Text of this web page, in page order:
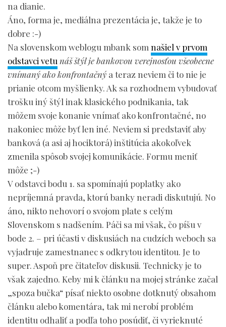
na dianie.
Áno, forma je, mediálna prezentácia je, takže je to
dobre :-)
Na slovenskom weblogu mbank som našiel v prvom
odstavci vetu náš štýl je bankovou verejnosťou všeobecne
vnímaný ako konfrontačný a teraz neviem či to nie je
prianie otcom myšlienky. Ak sa rozhodnem vybudovať
trošku iný štýl inak klasického podnikania, tak
môžem svoje konanie vnímať ako konfrontačné, no
nakoniec môže byť len iné. Neviem si predstaviť aby
banková (a asi aj hociktorá) inštitúcia akokoľvek
zmenila spôsob svojej komunikácie. Formu meniť
môže ;-)
V odstavci bodu 1. sa spomínajú poplatky ako
nepríjemná pravda, ktorú banky neradi diskutujú. No
áno, nikto nehovorí o svojom plate s celým
Slovenskom s nadšením. Páči sa mi však, čo píšu v
bode 2. – pri účasti v diskusiách na cudzích weboch sa
vyjadruje zamestnanec s odkrytou identitou. Je to
super. Aspoň pre čitateľov diskusii. Technicky je to
však zajedno. Keby mi k článku na mojej stránke začal
„spoza bučka“ písať niekto osobne dotknutý obsahom
článku alebo komentára, tak mi nerobí problém
identitu odhaliť a podľa toho posúdiť, či vyrieknuté